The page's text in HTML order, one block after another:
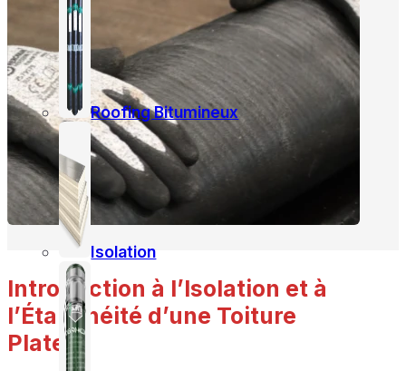
Roofing Bitumineux
Isolation
Introduction à l’Isolation et à
l’Étanchéité d’une Toiture
Plate